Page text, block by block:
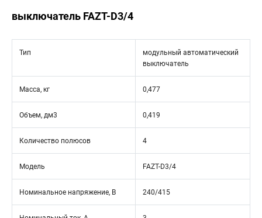
выключатель FAZT-D3/4
Тип
модульный автоматический
выключатель
Масса, кг 0,477
Объем, дм3 0,419
Количество полюсов 4
Модель FAZT-D3/4
Номинальное напряжение, В 240/415